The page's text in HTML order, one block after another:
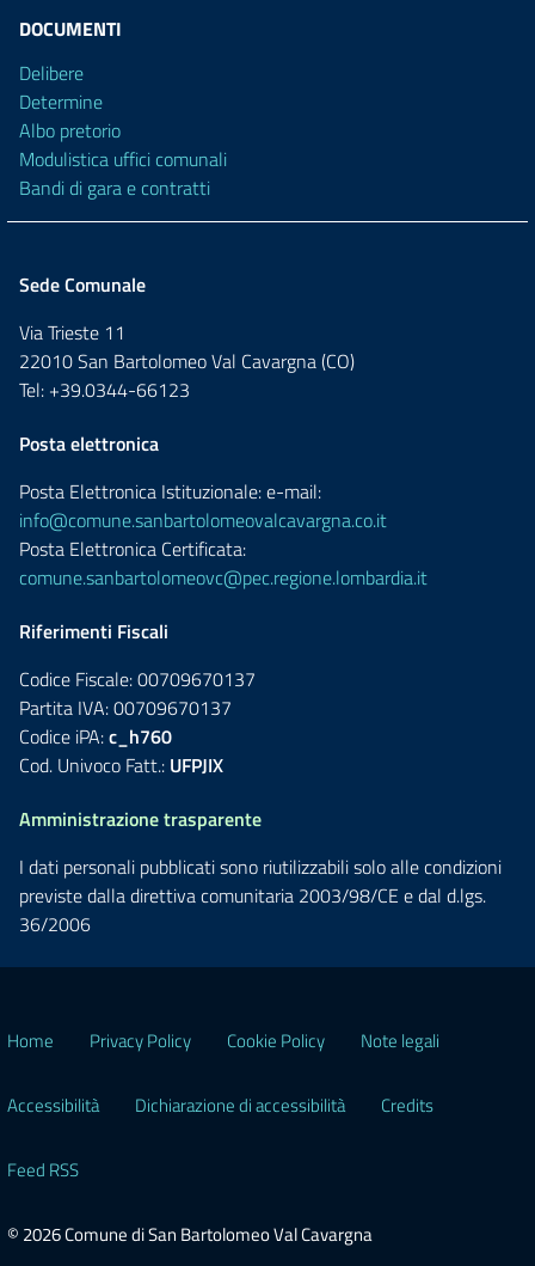
DOCUMENTI
Delibere
Determine
Albo pretorio
Modulistica uffici comunali
Bandi di gara e contratti
Sede Comunale
Via Trieste 11
22010 San Bartolomeo Val Cavargna (CO)
Tel: +39.0344-66123
Posta elettronica
Posta Elettronica Istituzionale: e-mail:
info@comune.sanbartolomeovalcavargna.co.it
Posta Elettronica Certificata:
comune.sanbartolomeovc@pec.regione.lombardia.it
Riferimenti Fiscali
Codice Fiscale: 00709670137
Partita IVA: 00709670137
Codice iPA:c_h760
Cod. Univoco Fatt.: UFPJIX
Amministrazione trasparente
I dati personali pubblicati sono riutilizzabili solo alle condizioni
previste dalla direttiva comunitaria 2003/98/CE e dal d.lgs.
36/2006
Home Privacy Policy Cookie Policy Note legali
Accessibilità Dichiarazione di accessibilità Credits
Feed RSS
© 2026 Comune di San Bartolomeo Val Cavargna